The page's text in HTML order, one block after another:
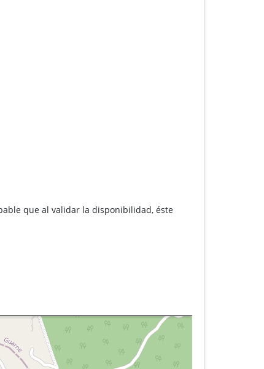
que al validar la disponibilidad, éste